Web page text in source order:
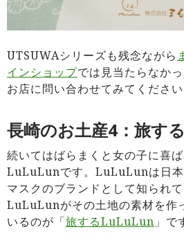
UTSUWAシリーズも残念ながら
インショップでは見当たらなか
お店に問い合わせてみてください
長崎のお土産4：旅す
続いてはばらまくと女の子に喜
LuLuLunです。LuLuLunは日本
マスクのブランドとして知られ
LuLuLunがその土地の素材を作
いるのが「旅するLuLuLun」で